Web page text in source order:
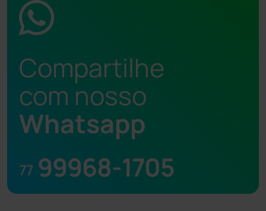
Compartilhe
com nosso
Whatsapp
77 99968-1705